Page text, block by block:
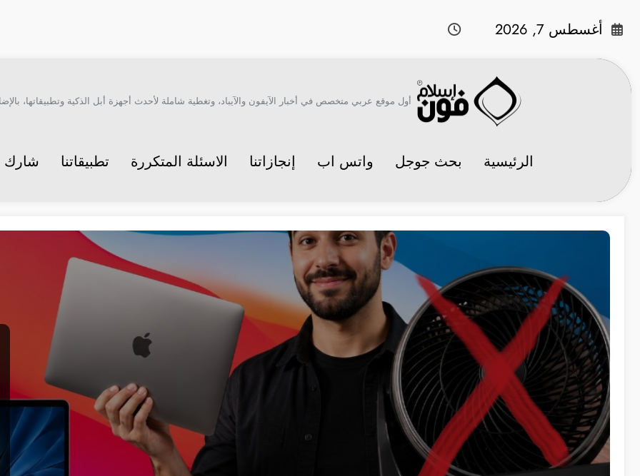
أغسطس 7, 2026
أول موقع عربي متخصص في أخبار الآيفون والآيباد، وتغطية شاملة لأحدث أجهزة أبل الذكية وتطبيقاتها،
الرئيسية بحث جوجل واتس اب إنجازاتنا الاسئلة المتكررة تطبيقاتنا شارك